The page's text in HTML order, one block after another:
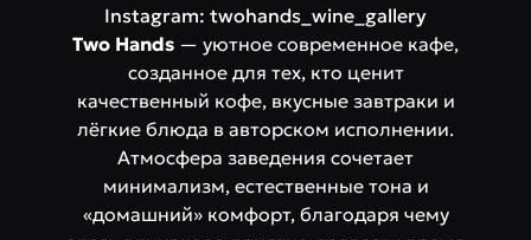
Instagram: twohands_wine_gallery
Two Hands — уютное современное кафе,
созданное для тех, кто ценит
качественный кофе, вкусные завтраки и
лёгкие блюда в авторском исполнении.
Атмосфера заведения сочетает
минимализм, естественные тона и
«домашний» комфорт, благодаря чему